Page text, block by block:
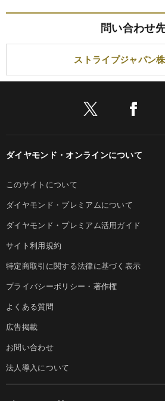
問い合わせ
ストライプジャパン
ダイヤモンド・オンラインについて
このサイトについて
ダイヤモンド・プレミアムについて
ダイヤモンド・プレミアム活用ガイド
サイト利用規約
特定商取引に関する法律に基づく表示
プライバシーポリシー・著作権
よくある質問
広告掲載
お問い合わせ
法人導入について